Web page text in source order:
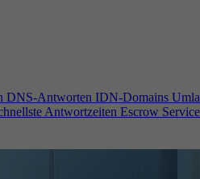
DNS-Antworten IDN-Domains
Antwortzeiten Escrow Service